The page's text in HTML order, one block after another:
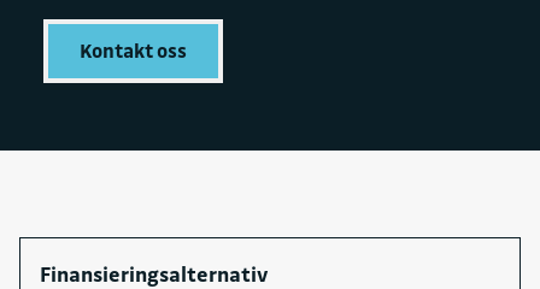
Kontakt oss
Finansieringsalternativ